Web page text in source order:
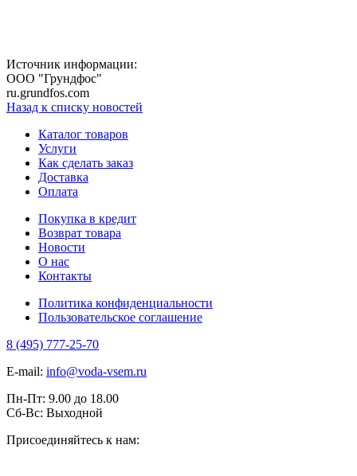
Источник информации:
ООО "Грундфос"
ru.grundfos.com
Назад к списку новостей
Каталог товаров
Услуги
Как сделать заказ
Доставка
Оплата
Покупка в кредит
Возврат товара
Новости
О нас
Контакты
Политика конфиденциальности
Пользовательское соглашение
8 (495) 777-25-70
E-mail: info@voda-vsem.ru
Пн-Пт: 9.00 до 18.00
Сб-Вс: Выходной
Присоединяйтесь к нам: